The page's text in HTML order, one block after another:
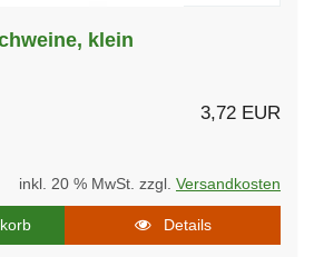
klein
3,72 EUR
inkl. 20 % MwSt. zzgl. Versandkosten
Details